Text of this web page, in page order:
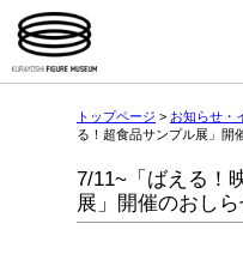
トップページ > お知らせ・
る！超食品サンプル展」開
7/11~「ばえる！
展」開催のおし